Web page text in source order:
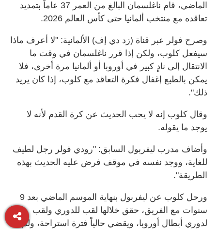
الماضي، قام ناغلسمان البالغ من العمر 37 عاماً بتمديد
تعاقده مع منتخب ألمانيا حتى كأس العالم 2026.
وصرح فولر عبر قناة (زد دي إف) الألمانية: "لا أعرف ماذا
سيفعل كلوب، ولكن إذا قرر ناغلسمان في وقت ما
الانتقال إلى نادٍ كبير في أوروبا أو ألمانيا مرة أخرى، فلا
يمكن بالطبع إغفال فكرة التعاقد مع كلوب، إذا كان يريد
ذلك".
وقال كلوب إنه لا يحب الحديث عن كرة القدم لأنه لا
يوجد ما يقوله.
وأضاف مدرب ليفربول السابق: "رودي فولر رجل لطيف
للغاية، ووجد نفسه في موقف فرض عليه الحديث بهذه
الطريقة".
ورحل كلوب عن ليفربول بنهاية الموسم الماضي بعد 9
سنوات مع الفريق، حقق خلالها لقب للدوري ولقب
لدوري أبطال أوروبا، ويقضي حالياً فترة استراحة، ولم